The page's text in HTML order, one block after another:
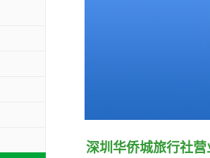
深圳华侨城旅行社